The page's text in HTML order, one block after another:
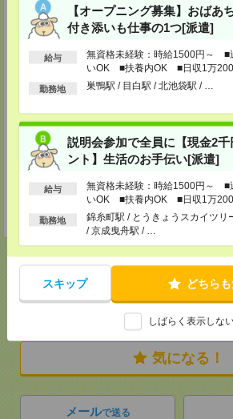
【オープニング募集】おばあ
付き添いも仕事の1つ[派遣]
給与
無資格未経験：時給1500円～ ■
いOK ■扶養内OK ■日収1万
以上
勤務地 巣鴨駅 / 目白駅 / 北池袋駅 / …
説明会参加で全員に【現金2
ント】生活のお手伝い[派遣]
給与
無資格未経験：時給1500円～ ■
いOK ■扶養内OK ■日収1万
以上
勤務地
錦糸町駅 / とうきょうスカイツリ
/ 京成曳舟駅 / …
スキップ どちら
しばらく表示しな
〒305-0032
茨城県つくば市竹園1-6-1つくば三井ビルディン
TEL：050-3666-0532
担当：「エンのサイトを見た」とお伝えください
【栃木県】宇都宮支社
〒320-0026
駅徒歩6分、宇都宮駅徒歩17分
TEL：050-3666-0382
担当：「エンのサイトを見た」とお伝えください
【群馬県】高崎支社
群馬県高崎市八島町58-1 ウエストワンビル8F
TEL：050-3666-0128
担当：「エンのサイトを見た」とお伝えください
応募ページへ
気になる！
メールで送る